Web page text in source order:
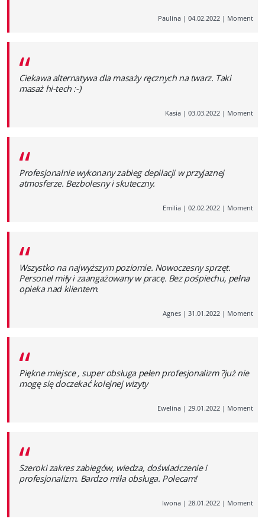
Paulina | 04.02.2022 | Moment
“
Ciekawa alternatywa dla masaży ręcznych na twarz. Taki
masaż hi-tech :-)
Kasia | 03.03.2022 | Moment
“
Profesjonalnie wykonany zabieg depilacji w przyjaznej
atmosferze. Bezbolesny i skuteczny.
Emilia | 02.02.2022 | Moment
“
Wszystko na najwyższym poziomie. Nowoczesny sprzęt.
Personel miły i zaangażowany w pracę. Bez pośpiechu, pełna
opieka nad klientem.
Agnes | 31.01.2022 | Moment
“
Piękne miejsce , super obsługa pełen profesjonalizm ?już nie
mogę się doczekać kolejnej wizyty
Ewelina | 29.01.2022 | Moment
“
Szeroki zakres zabiegów, wiedza, doświadczenie i
profesjonalizm. Bardzo miła obsługa. Polecam!
Iwona | 28.01.2022 | Moment